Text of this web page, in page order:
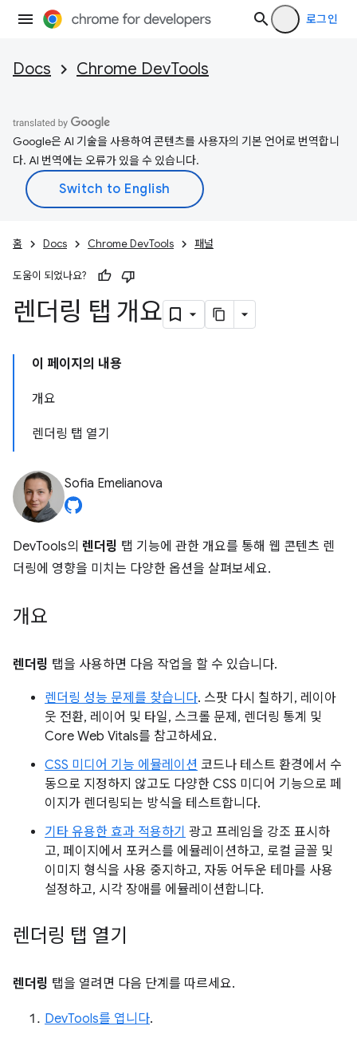
로그인
Docs Chrome DevTools
Google은 AI 기술을 사용하여 콘텐츠를 사용자의 기본 언어로 번역합니
다. AI 번역에는 오류가 있을 수 있습니다.
홈 Docs Chrome DevTools 패널
도움이 되었나요?
렌더링 탭 개요
이 페이지의 내용
개요
렌더링 탭 열기
Sofia Emelianova
DevTools의 렌더링 탭 기능에 관한 개요를 통해 웹 콘텐츠 렌
더링에 영향을 미치는 다양한 옵션을 살펴보세요.
개요
렌더링 탭을 사용하면 다음 작업을 할 수 있습니다.
렌더링 성능 문제를 찾습니다. 스팟 다시 칠하기, 레이아
웃 전환, 레이어 및 타일, 스크롤 문제, 렌더링 통계 및
Core Web Vitals를 참고하세요.
CSS 미디어 기능 에뮬레이션 코드나 테스트 환경에서 수
동으로 지정하지 않고도 다양한 CSS 미디어 기능으로 페
이지가 렌더링되는 방식을 테스트합니다.
기타 유용한 효과 적용하기 광고 프레임을 강조 표시하
고, 페이지에서 포커스를 에뮬레이션하고, 로컬 글꼴 및
이미지 형식을 사용 중지하고, 자동 어두운 테마를 사용
설정하고, 시각 장애를 에뮬레이션합니다.
렌더링 탭 열기
렌더링 탭을 열려면 다음 단계를 따르세요.
DevTools를 엽니다.